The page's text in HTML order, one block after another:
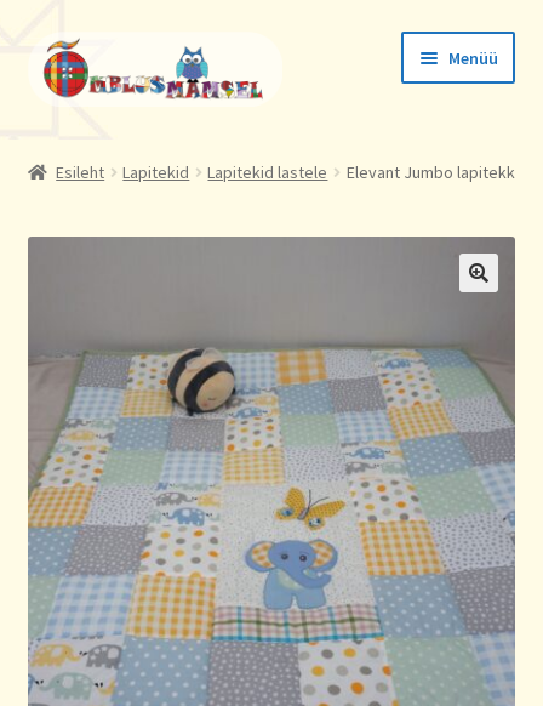
Liigu
navigeerimisele
Liigu
sisu
juurde
Menüü
Esileht Lapitekid Lapitekid lastele Elevant Jumbo lapitekk